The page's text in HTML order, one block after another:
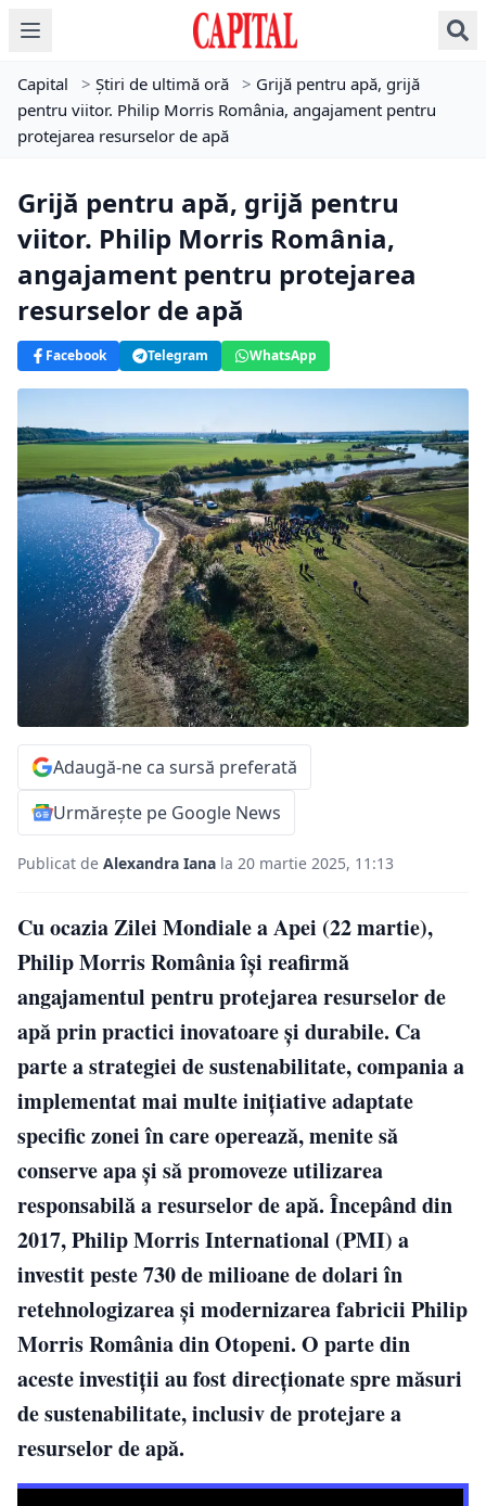
Capital > Știri de ultimă oră > Grijă pentru apă, grijă
pentru viitor. Philip Morris România, angajament pentru
protejarea resurselor de apă
Grijă pentru apă, grijă pentru
viitor. Philip Morris România,
angajament pentru protejarea
resurselor de apă
Facebook Telegram WhatsApp
Adaugă-ne ca sursă preferată
Urmărește pe Google News
Publicat de Alexandra Iana la 20 martie 2025, 11:13
Cu ocazia Zilei Mondiale a Apei (22 martie),
Philip Morris România își reafirmă
angajamentul pentru protejarea resurselor de
apă prin practici inovatoare și durabile. Ca
parte a strategiei de sustenabilitate, compania a
implementat mai multe inițiative adaptate
specific zonei în care operează, menite să
conserve apa și să promoveze utilizarea
responsabilă a resurselor de apă. Începând din
2017, Philip Morris International (PMI) a
investit peste 730 de milioane de dolari în
retehnologizarea și modernizarea fabricii Philip
Morris România din Otopeni. O parte din
aceste investiții au fost direcționate spre măsuri
de sustenabilitate, inclusiv de protejare a
resurselor de apă.